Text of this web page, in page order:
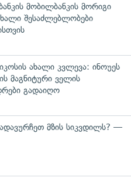
მობილბანკის მორიგი
შესაძლებლობები
ახალი კვლევა: ინოუეს
მაგნიტური ველის
გადაიღო
მზის სიკვდილს? —